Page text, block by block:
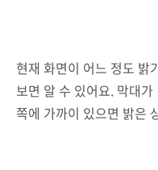
현재 화면이 어느 정도 밝
보면 알 수 있어요. 막대
쪽에 가까이 있으면 밝은